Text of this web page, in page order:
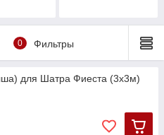
0 Фильтры
для Шатра Фиеста (3х3м)